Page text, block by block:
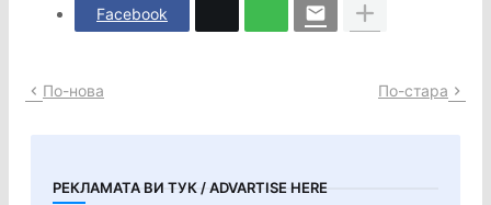
Facebook
По-нова По-стара
РЕКЛАМАТА ВИ ТУК / ADVARTISE HERE